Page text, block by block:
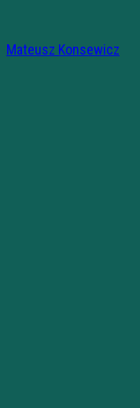
Mateusz Konsewicz